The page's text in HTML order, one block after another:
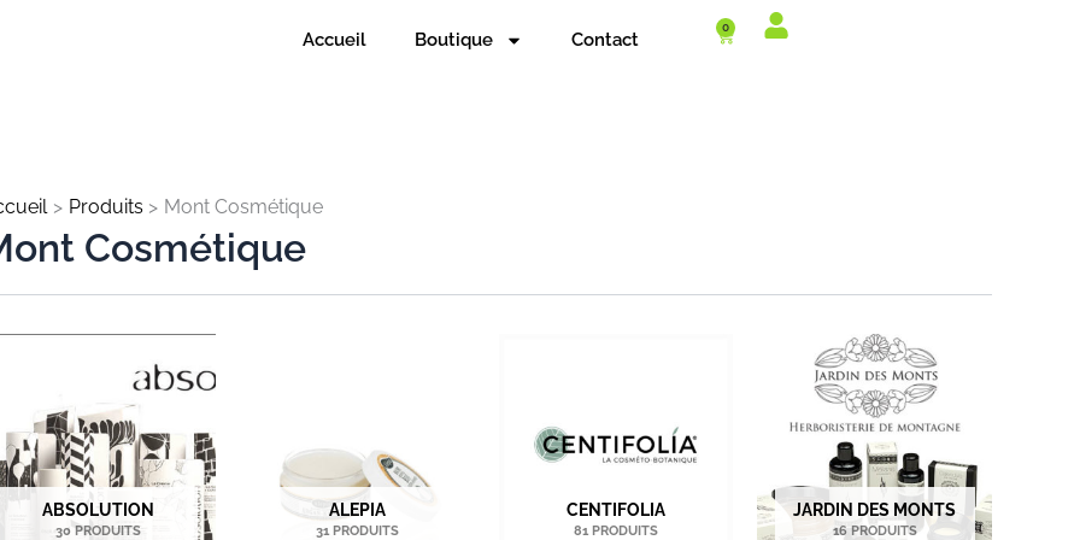
Accueil Boutique Contact
0
Cart
Produits Mont Cosmétique
Cosmétique
ABSOLUTION
30 PRODUITS
ALEPIA
31 PRODUITS
CENTIFOLIA
81 PRODUITS
JARDIN DES MONTS
16 PRODUITS